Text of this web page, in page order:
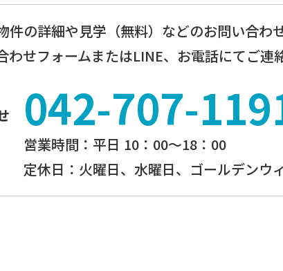
件の詳細や見学（無料）などのお問い合わせ
わせフォームまたはLINE、お電話にてご連
042-707-
営業時間：平⽇ 10：00〜18：00
定休⽇：火曜日、⽔曜⽇、ゴールデンウ